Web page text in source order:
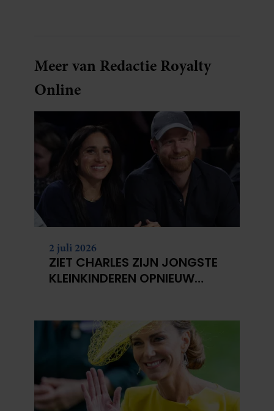
Meer van Redactie Royalty
Online
2 juli 2026
ZIET CHARLES ZIJN JONGSTE
KLEINKINDEREN OPNIEUW